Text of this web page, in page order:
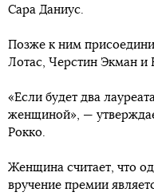
Сара Даниус.
Позже к ним
Лотас, Черстин Экман и
«Если будет два
женщиной», —
Рокко.
Женщина считает, что
вручение премии